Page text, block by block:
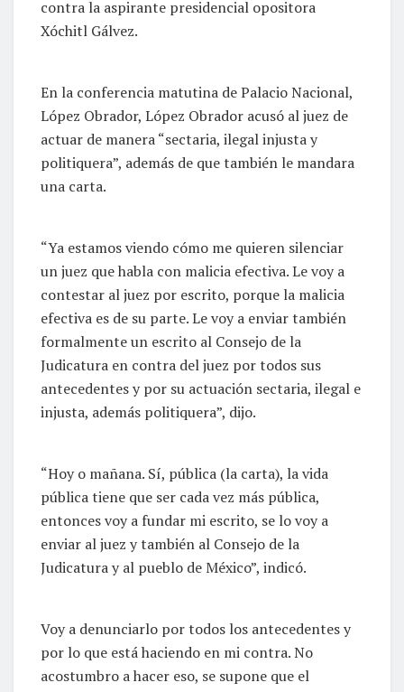
contra la aspirante presidencial opositora
Xóchitl Gálvez.
En la conferencia matutina de Palacio Nacional,
López Obrador, López Obrador acusó al juez de
actuar de manera “sectaria, ilegal injusta y
politiquera”, además de que también le mandara
una carta.
“Ya estamos viendo cómo me quieren silenciar
un juez que habla con malicia efectiva. Le voy a
contestar al juez por escrito, porque la malicia
efectiva es de su parte. Le voy a enviar también
formalmente un escrito al Consejo de la
Judicatura en contra del juez por todos sus
antecedentes y por su actuación sectaria, ilegal e
injusta, además politiquera”, dijo.
“Hoy o mañana. Sí, pública (la carta), la vida
pública tiene que ser cada vez más pública,
entonces voy a fundar mi escrito, se lo voy a
enviar al juez y también al Consejo de la
Judicatura y al pueblo de México”, indicó.
Voy a denunciarlo por todos los antecedentes y
por lo que está haciendo en mi contra. No
acostumbro a hacer eso, se supone que el